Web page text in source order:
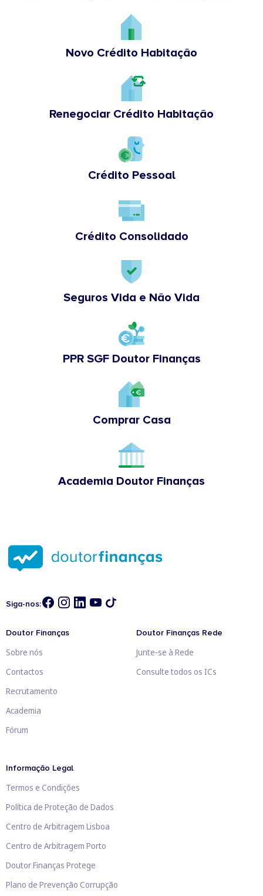
Novo Crédito Habitação
Renegociar Crédito Habitação
Crédito Pessoal
Crédito Consolidado
Seguros Vida e Não Vida
PPR SGF Doutor Finanças
Comprar Casa
Academia Doutor Finanças
Siga-nos:
Doutor Finanças
Sobre nós
Contactos
Recrutamento
Academia
Fórum
Doutor Finanças Rede
Junte-se à Rede
Consulte todos os ICs
Informação Legal
Termos e Condições
Política de Proteção de Dados
Centro de Arbitragem Lisboa
Centro de Arbitragem Porto
Doutor Finanças Protege
Plano de Prevenção Corrupção